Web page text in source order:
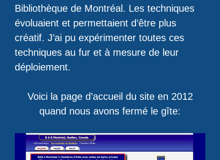
Bibliothèque de Montréal. Les techniques
évoluaient et permettaient d’être plus
créatif. J’ai pu expérimenter toutes ces
techniques au fur et à mesure de leur
déploiement.
Voici la page d’accueil du site en 2012
quand nous avons fermé le gîte: